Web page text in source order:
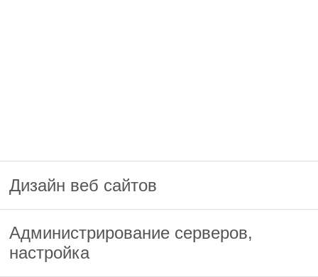
Дизайн веб сайтов
Администрирование серверов,
настройка